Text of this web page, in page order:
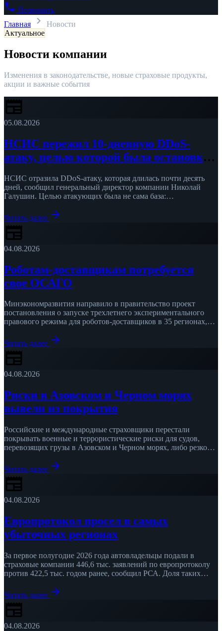
phone Позвонить
Главная
chevron_right
Новости
Актуальное
Новости компании
Изменения в законодательстве, новые страховые продукты,
акции и важные события
newspaper
05.08.2026
НСИС пережил 10-дневную DDoS-
атаку, целью которой была остановка
НСИС отразила DDoS-атаку, которая длилась почти десять
дней, сообщил генеральный директор компании Николай
Галушин. Целью атакующих была не сама база:
Читать далее arrow_forward
newspaper
04.08.2026
Роботам-доставщикам потребуется
свое ОСАГО
Минэкономразвития направило в правительство проект
постановления о запуске трехлетнего экспериментального
правового режима для роботов-доставщиков в 35 регионах,
документом. Роботам …
Читать далее arrow_forward
newspaper
04.08.2026
Риски в Азовском и Черном морях
вывели из покрытия
Российские и международные страховщики перестали
покрывать военные и террористические риски для судов,
перевозящих грузы в Азовском и Черном морях, либо резко
Читать далее arrow_forward
newspaper
04.08.2026
Европротокол просел в самых
убыточных регионах
За первое полугодие 2026 года автовладельцы подали в
страховые компании 446,6 тыс. заявлений по европротоколу
против 422,5 тыс. годом ранее, сообщил РСА. Доля таких
Читать далее arrow_forward
newspaper
04.08.2026